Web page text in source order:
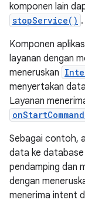
komponen lain
stopService() .
Komponen
layanan dengan
meneruskan
menyertakan
Layanan
Sebagai contoh,
data ke database
pendamping dan
dengan
menerima intent